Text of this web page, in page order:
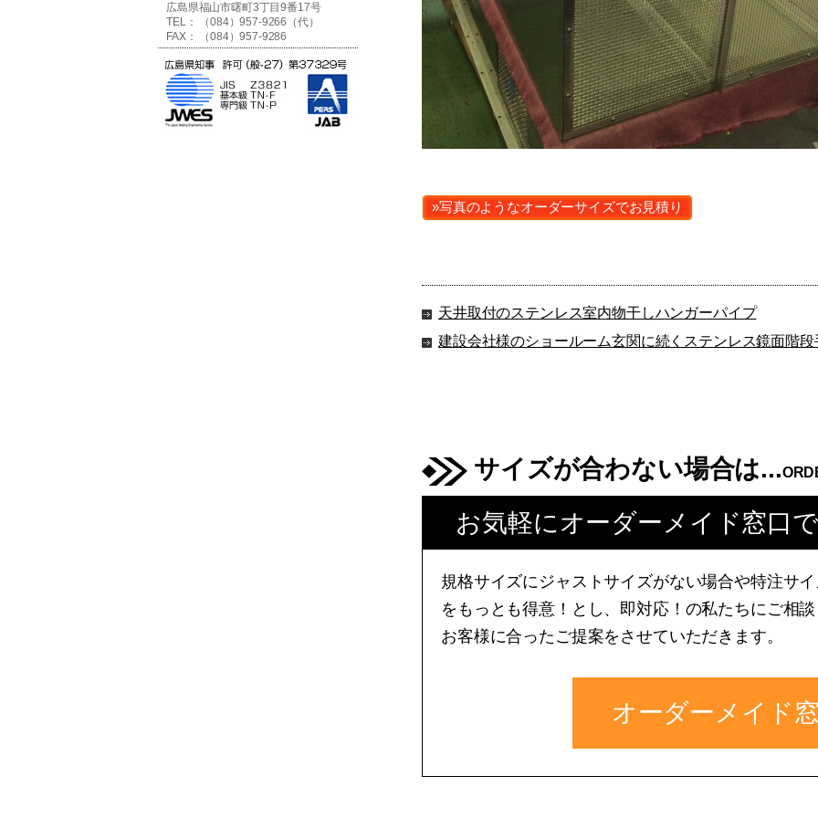
»写真のようなオーダーサイズでお見積り
天井取付のステンレス室内物干しハンガーパイプ
建設会社様のショールーム玄関に続くステンレス鏡面階段
サイズが合わない場合は...
お気軽にオーダーメイド窓口
規格サイズにジャストサイズがない場合や特注サ
をもっとも得意！とし、即対応！の私たちにご相
お客様に合ったご提案をさせていただきます。
オーダーメイド
広島県福山市曙町3丁目9番17号
TEL： （084）957-9266（代）
FAX： （084）957-9286